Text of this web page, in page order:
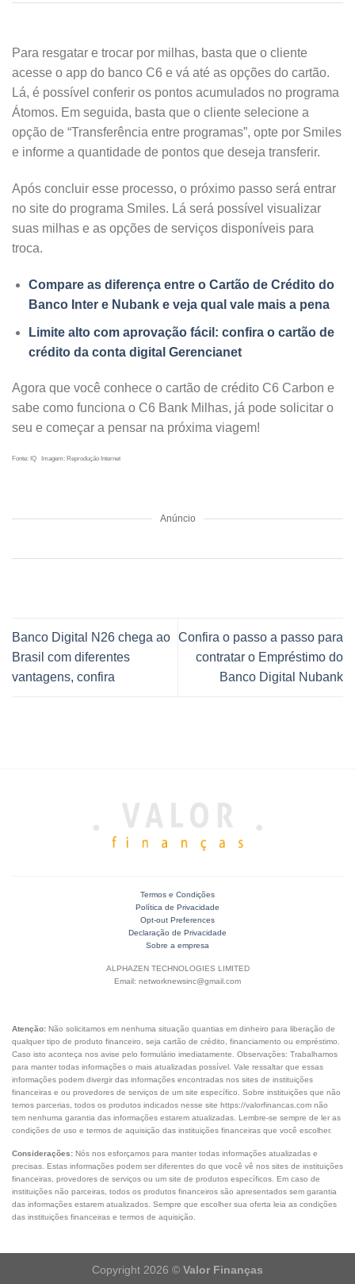
Para resgatar e trocar por milhas, basta que o cliente
acesse o app do banco C6 e vá até as opções do cartão.
Lá, é possível conferir os pontos acumulados no programa
Átomos. Em seguida, basta que o cliente selecione a
opção de “Transferência entre programas”, opte por Smiles
e informe a quantidade de pontos que deseja transferir.
Após concluir esse processo, o próximo passo será entrar
no site do programa Smiles. Lá será possível visualizar
suas milhas e as opções de serviços disponíveis para
troca.
Compare as diferença entre o Cartão de Crédito do
Banco Inter e Nubank e veja qual vale mais a pena
Limite alto com aprovação fácil: confira o cartão de
crédito da conta digital Gerencianet
Agora que você conhece o cartão de crédito C6 Carbon e
sabe como funciona o C6 Bank Milhas, já pode solicitar o
seu e começar a pensar na próxima viagem!
Fonte: IQ Imagem: Reprodução Internet
Anúncio
Banco Digital N26 chega ao
Brasil com diferentes
vantagens, confira
Confira o passo a passo para
contratar o Empréstimo do
Banco Digital Nubank
Termos e Condições
Política de Privacidade
Opt-out Preferences
Declaração de Privacidade
Sobre a empresa
ALPHAZEN TECHNOLOGIES LIMITED
Email: networknewsinc@gmail.com
Atenção: Não solicitamos em nenhuma situação quantias em dinheiro para liberação de
qualquer tipo de produto financeiro, seja cartão de crédito, financiamento ou empréstimo.
Caso isto aconteça nos avise pelo formulário imediatamente. Observações: Trabalhamos
para manter todas informações o mais atualizadas possível. Vale ressaltar que essas
informações podem divergir das informações encontradas nos sites de instituições
financeiras e ou provedores de serviços de um site específico. Sobre instituições que não
temos parcerias, todos os produtos indicados nesse site https://valorfinancas.com não
tem nenhuma garantia das informações estarem atualizadas. Lembre-se sempre de ler as
condições de uso e termos de aquisição das instituições financeiras que você escolher.
Considerações: Nós nos esforçamos para manter todas informações atualizadas e
precisas. Estas informações podem ser diferentes do que você vê nos sites de instituições
financeiras, provedores de serviços ou um site de produtos específicos. Em caso de
instituições não parceiras, todos os produtos financeiros são apresentados sem garantia
das informações estarem atualizados. Sempre que escolher sua oferta leia as condições
das instituições financeiras e termos de aquisição.
Copyright 2026 © Valor Finanças